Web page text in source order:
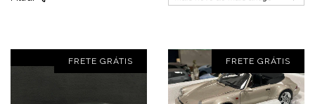
FRETE GRÁTIS FRETE GRÁTIS